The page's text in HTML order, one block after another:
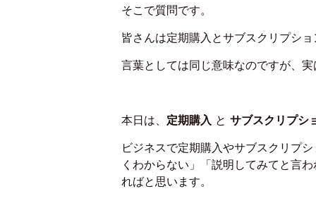
そこで質問です。
皆さんは定期購入とサブスクリプシ
言葉としては同じ意味なのですが、
本日は、 定期購入 と サブスクリプシ
ビジネスで定期購入やサブスクリプ
くわからない」「説明してみてと言
ればと思います。